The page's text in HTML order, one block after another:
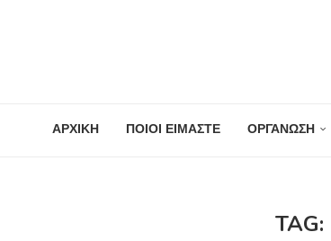
ΑΡΧΙΚΗ ΠΟΙΟΙ ΕΙΜΑΣΤΕ ΟΡΓΑΝΩΣΗ
TAG: